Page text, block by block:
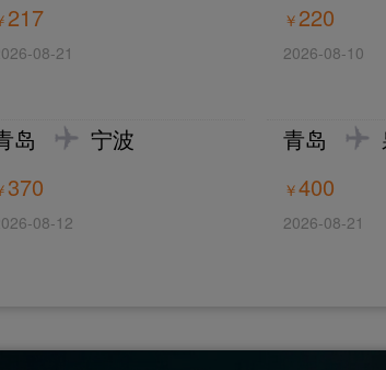
服务项目（包一）中标公告
217
08-21
￥220
2026-08-10
岛 宁波
370
08-12
青岛
￥400
2026-08-21